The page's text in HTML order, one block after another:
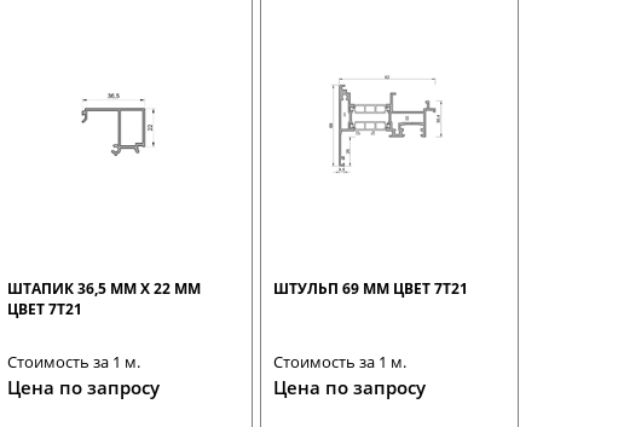
ШТАПИК 36,5 ММ Х 22 ММ
ЦВЕТ 7T21
Стоимость за 1 м.
Цена по запросу
ШТУЛЬП 69 ММ ЦВЕТ 7T21
Стоимость за 1 м.
Цена по запросу